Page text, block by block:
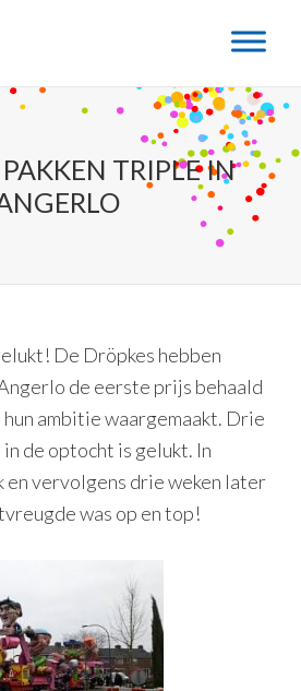
TRIPLE IN
De Dröpkes hebben
de eerste prijs behaald
hun ambitie waargemaakt. Drie
de optocht is gelukt. In
en vervolgens drie weken later
was op en top!